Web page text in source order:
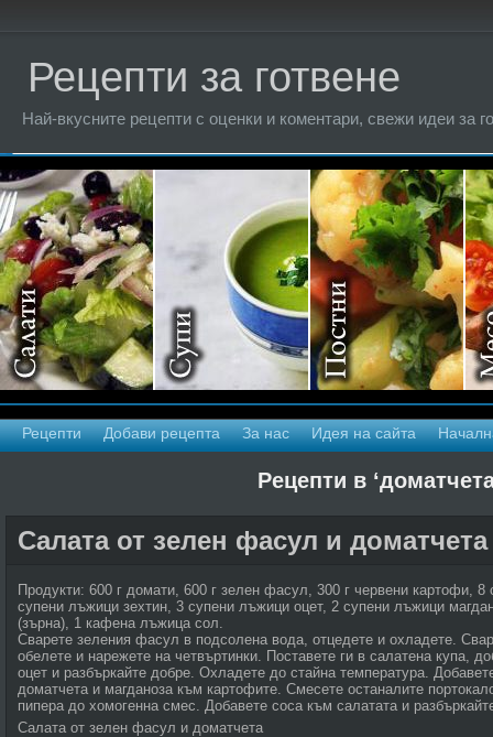
Рецепти за готвене
Най-вкусните рецепти с оценки и коментари, свежи идеи за
Рецепти Добави рецепта За нас Идея на сайта
Рецепти в
Салата от зелен фасул и доматчета
Продукти: 600 г домати, 600 г зелен фасул, 300 г червени картофи,
супени лъжици зехтин, 3 супени лъжици оцет, 2 супени лъжици
(зърна), 1 кафена лъжица сол.
Сварете зеления фасул в подсолена вода, отцедете и охладете.
обелете и нарежете на четвъртинки. Поставете ги в салатена купа,
оцет и разбъркайте добре. Охладете до стайна температура.
доматчета и магданоза към картофите. Смесете останалите
пипера до хомогенна смес. Добавете соса към салатата и
Салата от зелен фасул и доматчета